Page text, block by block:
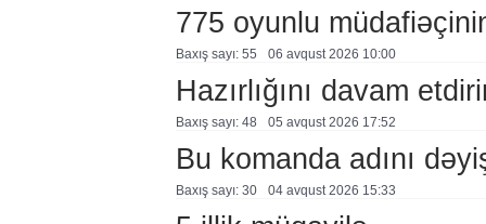
775 oyunlu
Baxış sayı: 55 06 avqust 2026 10:00
Hazırlığını davam
Baxış sayı: 48 05 avqust 2026 17:52
Bu komanda adını
Baxış sayı: 30 04 avqust 2026 15:33